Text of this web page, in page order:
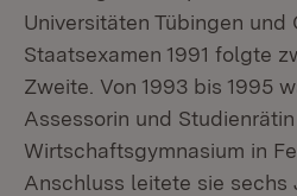
Universitäten Tübingen und
Staatsexamen 1991 folgte
Zweite. Von 1993 bis 1995
Assessorin und
Wirtschaftsgymnasium in
Anschluss leitete sie sechs